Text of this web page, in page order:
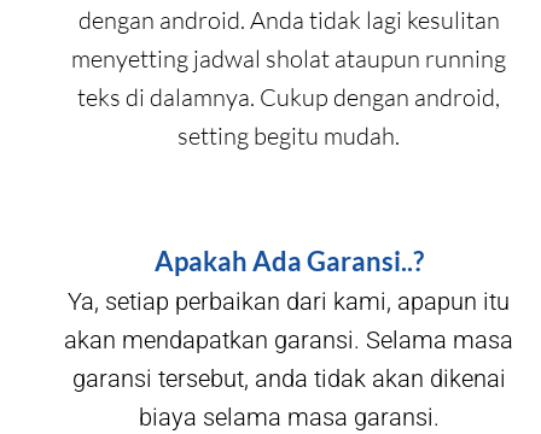
dengan android. Anda tidak lagi kesulitan
menyetting jadwal sholat ataupun running
teks di dalamnya. Cukup dengan android,
setting begitu mudah.
Apakah Ada Garansi..?
Ya, setiap perbaikan dari kami, apapun itu
akan mendapatkan garansi. Selama masa
garansi tersebut, anda tidak akan dikenai
biaya selama masa garansi.